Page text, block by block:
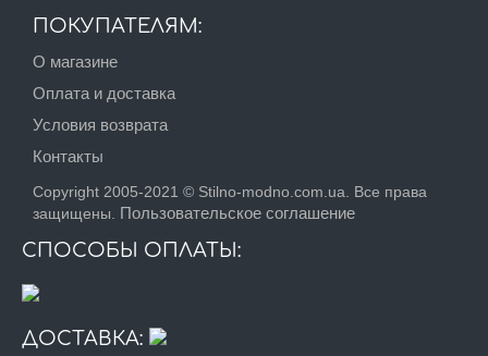
ПОКУПАТЕЛЯМ:
О магазине
Оплата и доставка
Условия возврата
Контакты
Copyright 2005-2021 © Stilno-modno.com.ua. Все права
защищены. Пользовательское соглашение
СПОСОБЫ ОПЛАТЫ:
ДОСТАВКА: